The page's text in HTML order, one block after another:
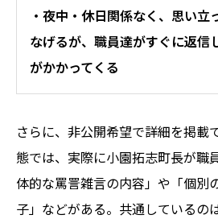
・夜中・休日関係なく、思い立
なげるが、職員達がすぐに返信
がかかってくる
さらに、非公開希望で詳細を掲載
態では、実際に小園拓志町長が職
体的な罵詈雑言の内容」や「個別
子」などがある。共通しているの